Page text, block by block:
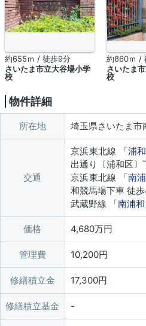
約655ｍ / 徒歩9分
さいたま市立大谷場小学
校
約860ｍ /
さいたま
校
物件詳細
所在地 埼玉県さいたま市
交通
京浜東北線 「浦和
出通り〔浦和区〕
京浜東北線 「南
和競馬場下車 徒
武蔵野線 「南浦和
価格 4,680万円
管理費 10,200円
修繕積立金 17,300円
修繕積立基金